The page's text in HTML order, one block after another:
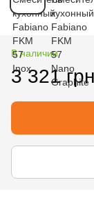
В наличии
3 321 грн